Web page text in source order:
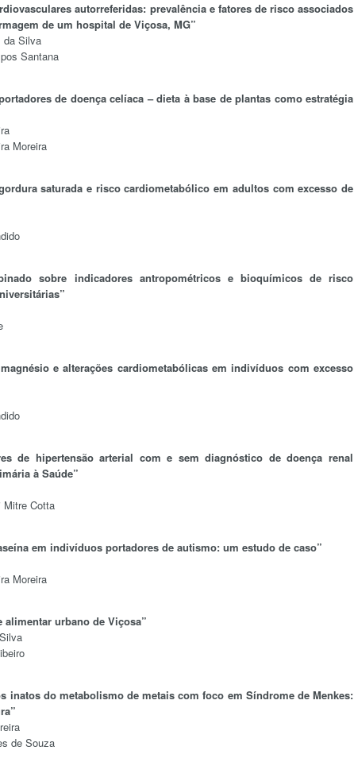
autorreferidas: prevalência e fatores de risco associados
de um hospital de Viçosa, MG”
da Silva
Santana
de doença celíaca – dieta à base de plantas como estratégia
Moreira
saturada e risco cardiometabólico em adultos com excesso de
sobre indicadores antropométricos e bioquímicos de risco
e alterações cardiometabólicas em indivíduos com excesso
de hipertensão arterial com e sem diagnóstico de doença renal
à Saúde”
Mitre Cotta
em indivíduos portadores de autismo: um estudo de caso”
Moreira
alimentar urbano de Viçosa”
inatos do metabolismo de metais com foco em Síndrome de Menkes:
de Souza